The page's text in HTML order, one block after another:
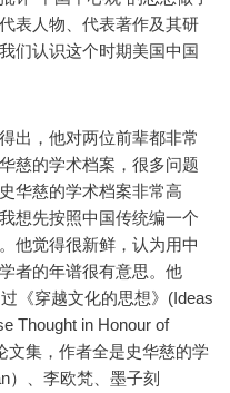
表人物、代表著作及其研
们认识这个时期美国中国
出，他对两位前辈都非常
慈的学术档案，很多问题
华慈的学术档案非常高
想先按照中国传统编一个
他觉得很新鲜，认为用中
者的年谱很有意思。他
《穿越文化的思想》(Ideas
Thought in Honour of
文集，作者全是史华慈的学
）、李欧梵、墨子刻